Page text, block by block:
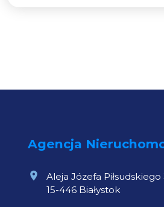
Agencja
Aleja Józefa Piłsudskiego
15-446 Białystok